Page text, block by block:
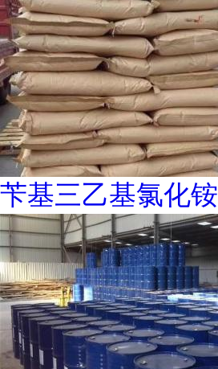
苄基三乙基氯化铵